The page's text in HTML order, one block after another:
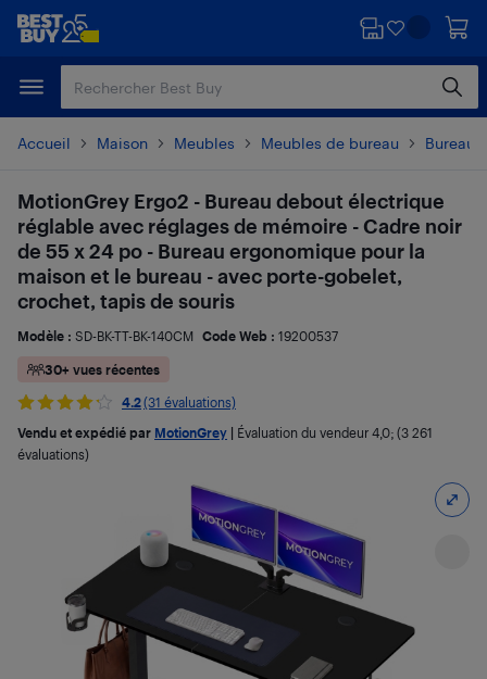
Passer
principal
Passer
Accueil Maison Meubles Meubles de bureau
MotionGrey Ergo2 - Bureau debout électrique
réglable avec réglages de mémoire - Cadre noir
de 55 x 24 po - Bureau ergonomique pour la
maison et le bureau - avec porte-gobelet,
crochet, tapis de souris
Modèle : SD-BK-TT-BK-140CM Code Web : 19200537
30+ vues récentes
4.2(31 évaluations)
Vendu et expédié par MotionGrey Évaluation du vendeur 4,0; (3 261
évaluations)